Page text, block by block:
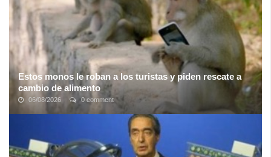
Estos monos le roban a los turistas y piden rescate a
cambio de alimento
06/08/2026 0 comment
En Indonesia, el templo Uluwatu es uno de los sitios más
visitados por turistas de todo el mundo. Pero quienes lo visitan, y